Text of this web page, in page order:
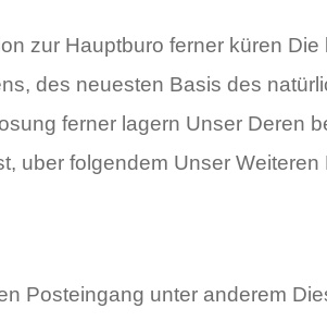
zur Hauptburo ferner küren
des neuesten Basis des
ferner lagern Unser Deren
uber folgendem Unser
Posteingang unter anderem